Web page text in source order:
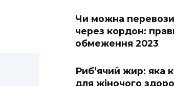
Чи можна
через кордон:
обмеження 2023
Риб’ячий жир: яка
для жіночого